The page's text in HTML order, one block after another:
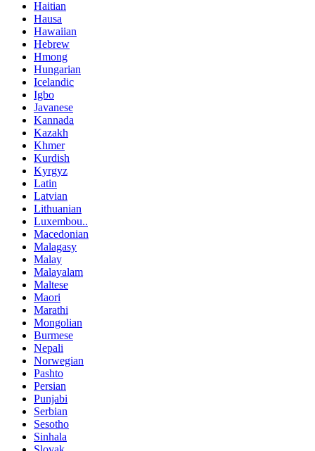
Haitian
Hausa
Hawaiian
Hebrew
Hmong
Hungarian
Icelandic
Igbo
Javanese
Kannada
Kazakh
Khmer
Kurdish
Kyrgyz
Latin
Latvian
Lithuanian
Luxembou..
Macedonian
Malagasy
Malay
Malayalam
Maltese
Maori
Marathi
Mongolian
Burmese
Nepali
Norwegian
Pashto
Persian
Punjabi
Serbian
Sesotho
Sinhala